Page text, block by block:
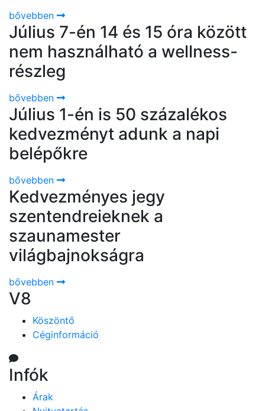
bővebben
Július 7-én 14 és 15 óra között
nem használható a wellness-
részleg
bővebben
Július 1-én is 50 százalékos
kedvezményt adunk a napi
belépőkre
bővebben
Kedvezményes jegy
szentendreieknek a
szaunamester
világbajnokságra
bővebben
V8
Köszöntő
Céginformáció
Infók
Árak